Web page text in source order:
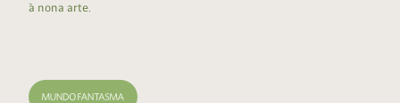
à nona arte.